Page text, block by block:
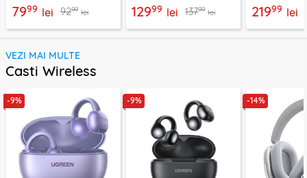
Techsuit, CAPD032
7999 lei 9299 lei
premium 15W, grila
Techsuit ModoDock SW1
12999 lei 13799 lei 21999 lei
VEZI MAI MULTE
Casti Wireless
-9% -9% -14%